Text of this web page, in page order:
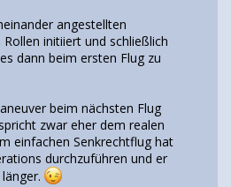
angestellten
initiiert und schließlich
dann beim ersten Flug zu
beim nächsten Flug
zwar eher dem realen
einfachen Senkrechtflug hat
durchzuführen und er